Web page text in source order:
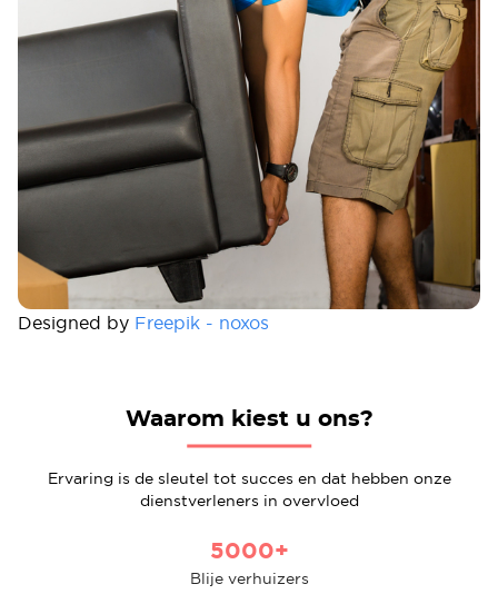
Designed by Freepik - noxos
Waarom kiest u ons?
Ervaring is de sleutel tot succes en dat hebben onze
dienstverleners in overvloed
5000+
Blije verhuizers